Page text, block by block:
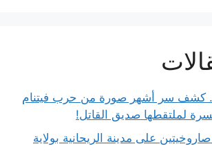
كشف سر أشهر صورة من حرب فيتنام
لملتقطها صديق القاتل!
على مدينة الريحانية بولاية